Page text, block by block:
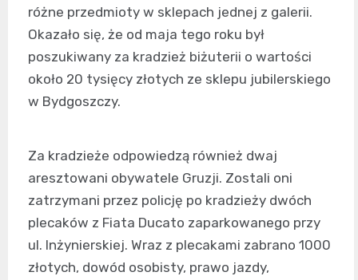
różne przedmioty w sklepach jednej z galerii.
Okazało się, że od maja tego roku był
poszukiwany za kradzież biżuterii o wartości
około 20 tysięcy złotych ze sklepu jubilerskiego
w Bydgoszczy.
Za kradzieże odpowiedzą również dwaj
aresztowani obywatele Gruzji. Zostali oni
zatrzymani przez policję po kradzieży dwóch
plecaków z Fiata Ducato zaparkowanego przy
ul. Inżynierskiej. Wraz z plecakami zabrano 1000
złotych, dowód osobisty, prawo jazdy,